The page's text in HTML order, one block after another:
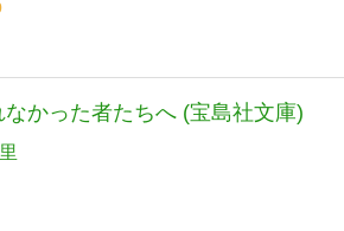
なかった者たちへ (宝島社文庫)